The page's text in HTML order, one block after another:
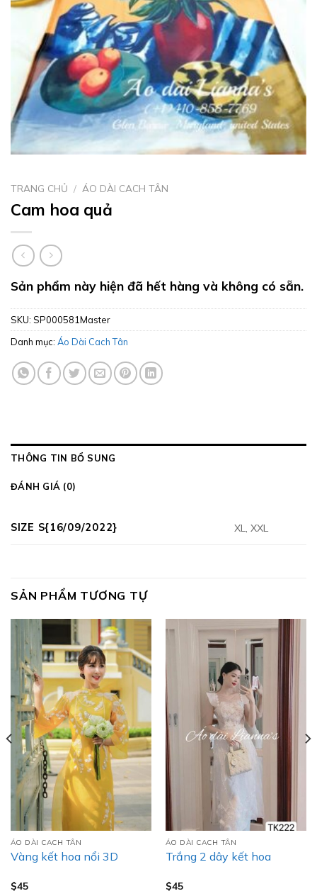
TRANG CHỦ / ÁO DÀI CACH TÂN
Cam hoa quả
Sản phẩm này hiện đã hết hàng và không có sẵn.
SKU: SP000581Master
Danh mục: Áo Dài Cach Tân
THÔNG TIN BỔ SUNG
ĐÁNH GIÁ (0)
SIZE S{16/09/2022} XL, XXL
SẢN PHẨM TƯƠNG TỰ
ÁO DÀI CACH TÂN
Vàng kết hoa nổi 3D
$45
ÁO DÀI CACH TÂN
Trắng 2 dây kết hoa
$45